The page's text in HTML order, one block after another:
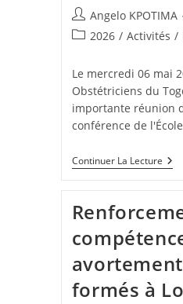
Angelo KPOTIMA
2026 / Activités /
Le mercredi 06 mai
Obstétriciens du
importante réunion
conférence de
Continuer La Lecture
formés à